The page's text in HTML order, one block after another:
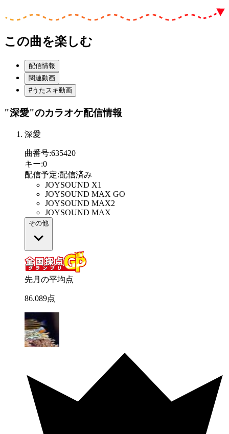
この曲を楽しむ
配信情報
関連動画
#うたスキ動画
"深愛"のカラオケ配信情報
深愛
曲番号:635420
キー:0
配信予定:配信済み
JOYSOUND X1
JOYSOUND MAX GO
JOYSOUND MAX2
JOYSOUND MAX
その他
先月の平均点
86.089点